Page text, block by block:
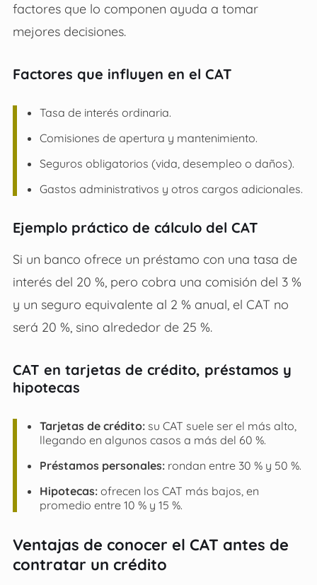
factores que lo componen ayuda a tomar
mejores decisiones.
Factores que influyen en el CAT
Tasa de interés ordinaria.
Comisiones de apertura y mantenimiento.
Seguros obligatorios (vida, desempleo o daños).
Gastos administrativos y otros cargos adicionales.
Ejemplo práctico de cálculo del CAT
Si un banco ofrece un préstamo con una tasa de
interés del 20 %, pero cobra una comisión del 3 %
y un seguro equivalente al 2 % anual, el CAT no
será 20 %, sino alrededor de 25 %.
CAT en tarjetas de crédito, préstamos y
hipotecas
Tarjetas de crédito:su CAT suele ser el más alto,
llegando en algunos casos a más del 60 %.
Préstamos personales:rondan entre 30 % y 50 %.
Hipotecas:ofrecen los CAT más bajos, en
promedio entre 10 % y 15 %.
Ventajas de conocer el CAT antes de
contratar un crédito